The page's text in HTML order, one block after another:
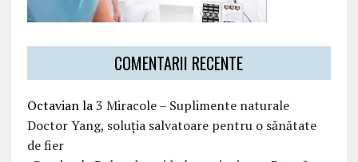
COMENTARII RECENTE
Octavianla3 Miracole – Suplimente naturale
Doctor Yang, soluția salvatoare pentru o sănătate
de fier